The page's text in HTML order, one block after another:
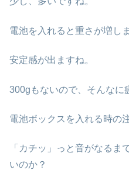
電池を入れると重さが増し
安定感が出ますね。
300gもないので、そんなに
電池ボックスを入れる時の
「カチッ」っと音がなるま
いのか？